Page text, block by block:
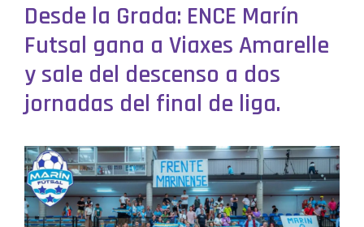
Desde la Grada: ENCE Marín
Futsal gana a Viaxes Amarelle
y sale del descenso a dos
jornadas del final de liga.